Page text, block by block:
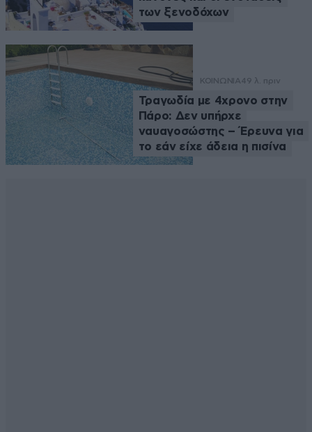
των ξενοδόχων
ΚΟΙΝΩΝΙΑ49 λ. πριν
Τραγωδία με 4χρονο στην
Πάρο: Δεν υπήρχε
ναυαγοσώστης – Έρευνα για
το εάν είχε άδεια η πισίνα